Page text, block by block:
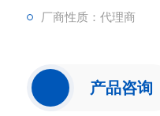
厂商性质：代理商
产品咨询